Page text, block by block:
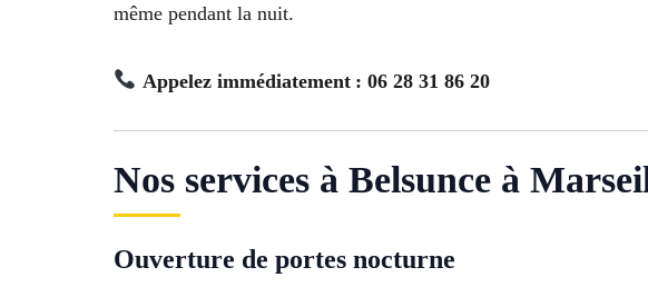
même pendant la nuit.
Appelez immédiatement : 06 28 31 86 20
Nos services à Belsunce à
Ouverture de portes nocturne